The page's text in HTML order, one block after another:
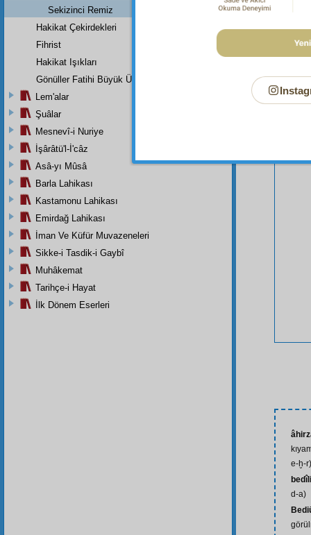
e-ḫ-r)
d-a)
Sekizinci Remiz
Hakikat Çekirdekleri
Fihrist
Hakikat Işıkları
Gönüller Fatihi Büyük Üstada
Lem'alar
Şuâlar
Mesnevî-i Nuriye
İşârâtü'l-İ'câz
Asâ-yı Mûsâ
Barla Lahikası
Kastamonu Lahikası
Emirdağ Lahikası
İman Ve Küfür Muvazeneleri
Sikke-i Tasdik-i Gaybî
Muhâkemat
Tarihçe-i Hayat
İlk Dönem Eserleri